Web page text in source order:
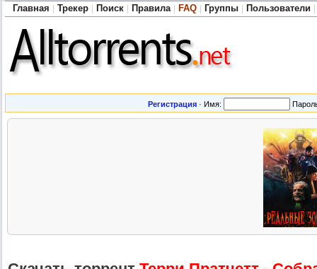
Главная Трекер Поиск Правила FAQ Группы Пользователи
Регистрация · Имя: